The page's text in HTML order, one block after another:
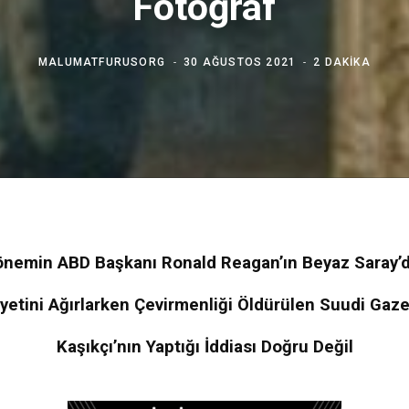
MALUMATFURUSORG 30 AĞUSTOS 2021 2 DAKIKA
ABD Başkanı Ronald Reagan’ın Beyaz
Ağırlarken Çevirmenliği Öldürülen Suudi
Kaşıkçı’nın Yaptığı İddiası Doğru Değil